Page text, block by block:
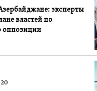
эксперты
властей по
оппозиции